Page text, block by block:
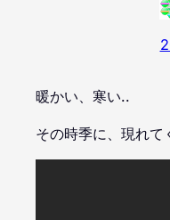
暖かい、寒い..
その時季に、現れて